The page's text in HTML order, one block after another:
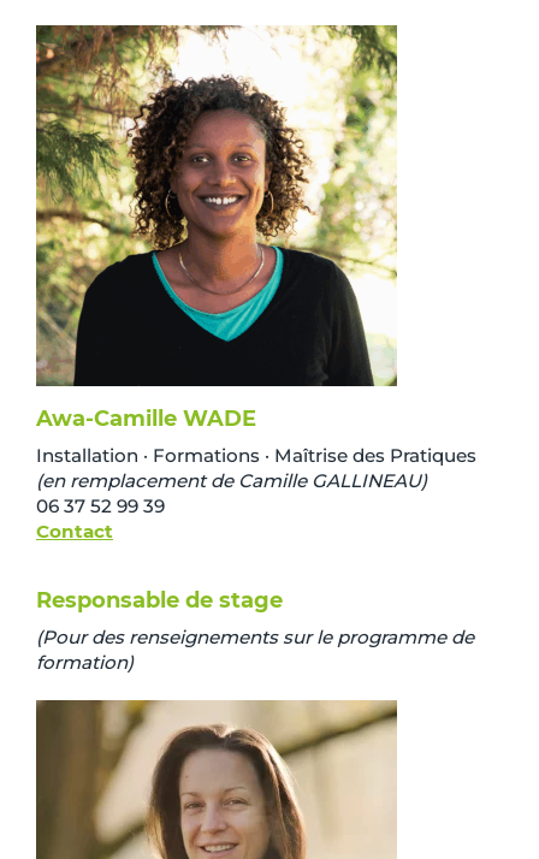
Awa-Camille WADE
Installation · Formations · Maîtrise des Pratiques
(en remplacement de Camille GALLINEAU)
06 37 52 99 39
Contact
Responsable de stage
(Pour des renseignements sur le programme de
formation)